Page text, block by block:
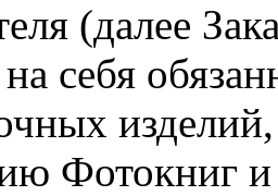
(далее
себя
изделий,
Фотокниг